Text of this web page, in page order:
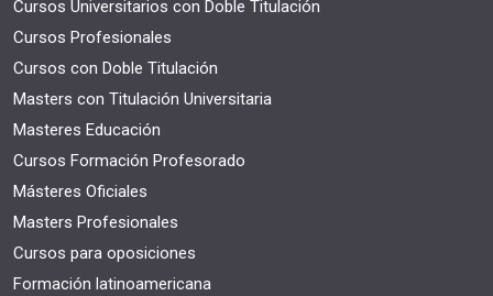
Cursos Universitarios con Doble Titulación
Cursos Profesionales
Cursos con Doble Titulación
Masters con Titulación Universitaria
Masteres Educación
Cursos Formación Profesorado
Másteres Oficiales
Masters Profesionales
Cursos para oposiciones
Formación latinoamericana